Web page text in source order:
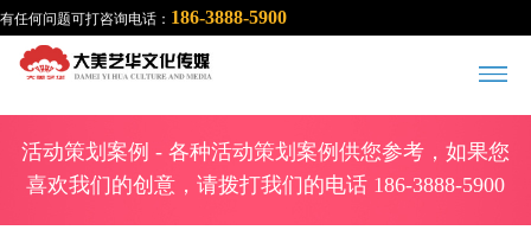
有任何问题可打咨询电话： 186-3888-5900
活动策划案例 - 各种活动策划案例供您参考，如果您
喜欢我们的创意，请拨打我们的电话 186-3888-5900